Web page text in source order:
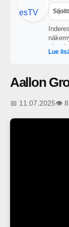
aina
Lue
Aallon
📅 11.07.2025👁️